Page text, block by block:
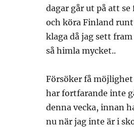
dagar går ut på att
och köra Finland
klaga då jag sett
så himla mycket..
Försöker få möjlighet
har fortfarande inte
denna vecka, innan
nu när jag inte är i